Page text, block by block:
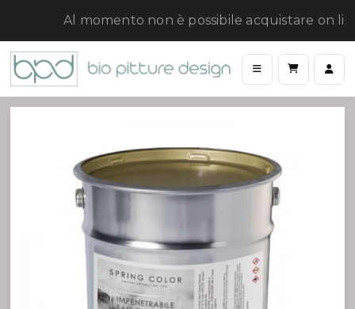
Al momento non è possibile acquistare on